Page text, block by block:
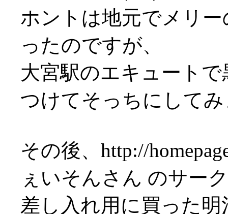
ホントは地元でメリ
ったのですが、
大宮駅のエキュート
つけてそっちにして
その後、http://
ぇいそんさん のサー
差し入れ用に買った